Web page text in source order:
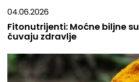
04.06.2026
Fitonutrijenti: Moćne biljne
čuvaju zdravlje